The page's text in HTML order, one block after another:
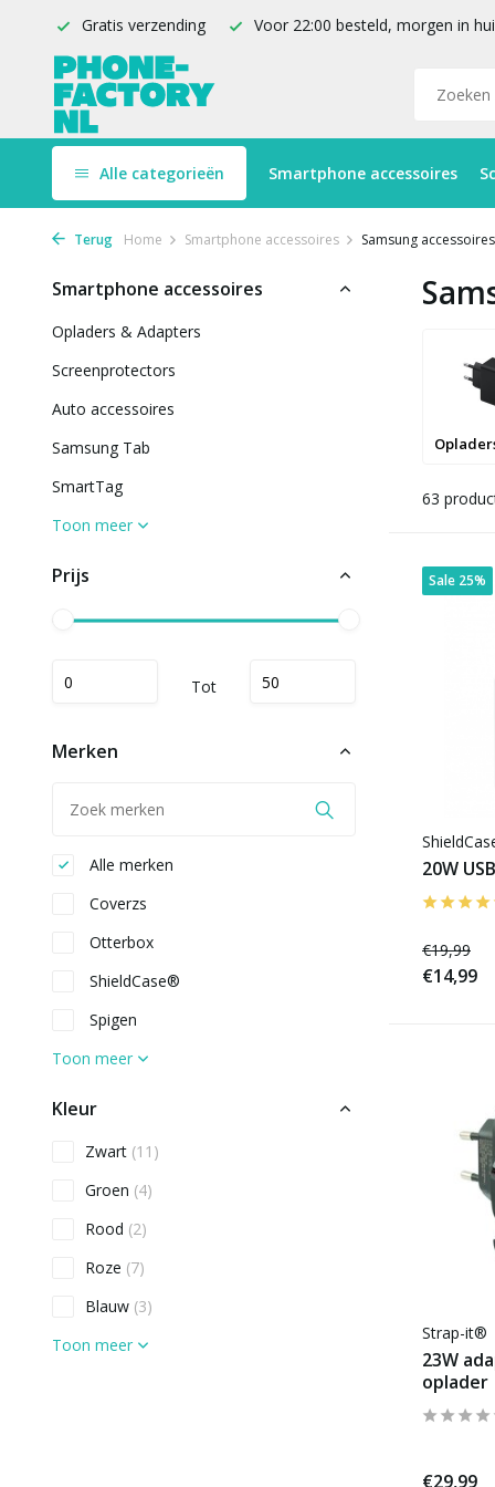
Gratis verzending Voor 22:00 besteld, morgen in
Alle categorieën Smartphone accessoires
Terug Home Smartphone accessoires Samsung accessoires
Smartphone accessoires
Opladers & Adapters
Screenprotectors
Auto accessoires
Samsung Tab
SmartTag
Toon meer
Prijs
Tot
Merken
Alle merken
Coverzs
Otterbox
ShieldCase®
Spigen
Toon meer
Kleur
Zwart (11)
Groen (4)
Rood (2)
Roze (7)
Blauw (3)
Toon meer
63
Sale 25%
20W
€19,99
€14,99
Strap-it®
23W
oplader
€29,99